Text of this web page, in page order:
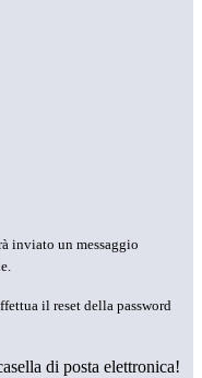
inviato un messaggio
il reset della password
di posta elettronica!